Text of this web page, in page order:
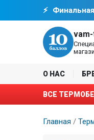
О НАС
ВСЕ
Главная /